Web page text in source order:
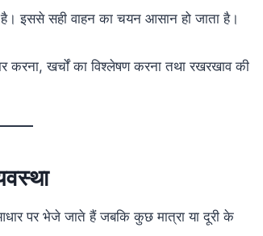
है। इससे सही वाहन का चयन आसान हो जाता है।
करना, खर्चों का विश्लेषण करना तथा रखरखाव की
पर भेजे जाते हैं जबकि कुछ मात्रा या दूरी के